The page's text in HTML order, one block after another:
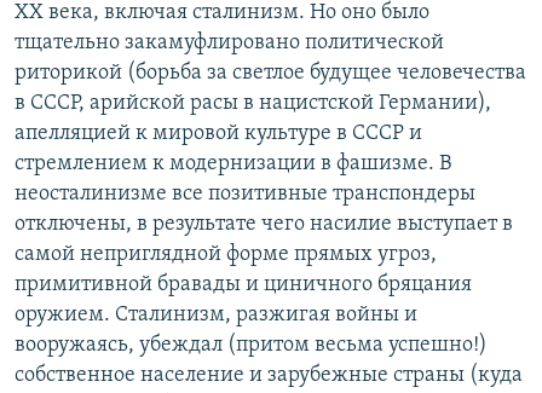
ХХ века, включая сталинизм. Но оно было
тщательно закамуфлировано политической
риторикой (борьба за светлое будущее человечества
в СССР, арийской расы в нацистской Германии),
апелляцией к мировой культуре в СССР и
стремлением к модернизации в фашизме. В
неосталинизме все позитивные транспондеры
отключены, в результате чего насилие выступает в
самой неприглядной форме прямых угроз,
примитивной бравады и циничного бряцания
оружием. Сталинизм, разжигая войны и
вооружаясь, убеждал (притом весьма успешно!)
собственное население и зарубежные страны (куда